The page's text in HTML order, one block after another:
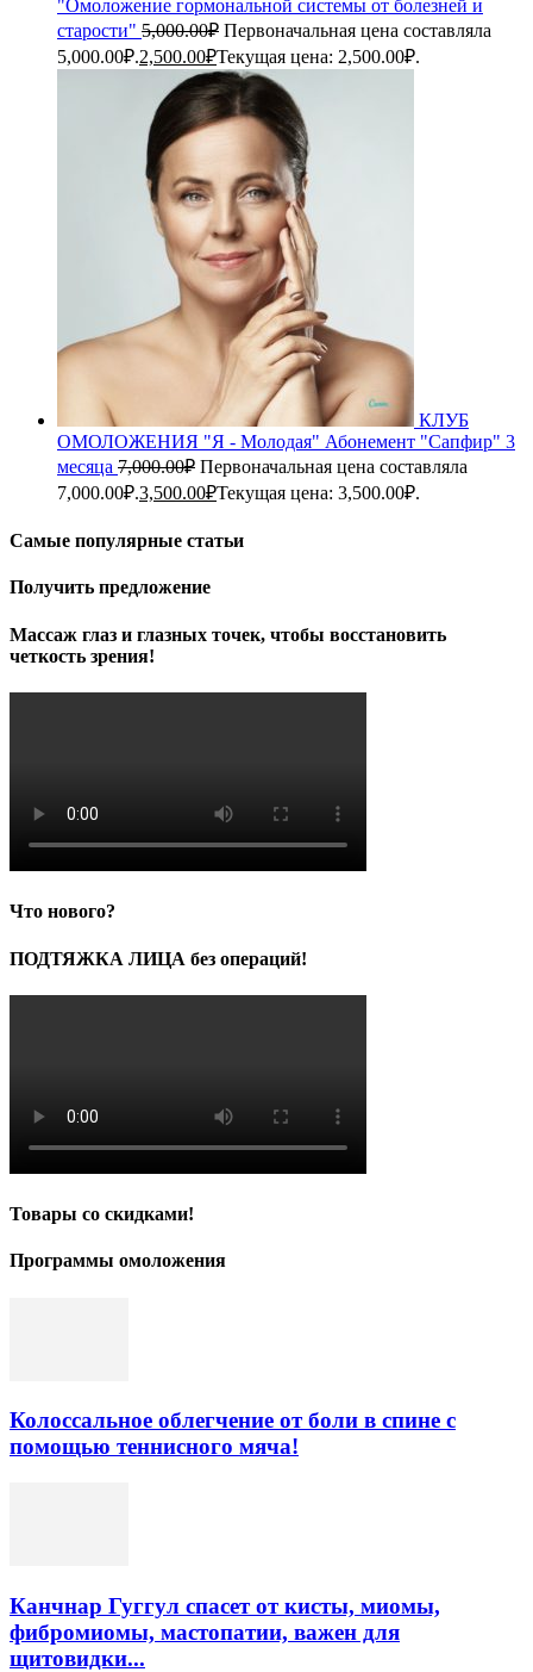
"Омоложение гормональной системы от болезней и
старости" 5,000.00₽ Первоначальная цена составляла
5,000.00₽.2,500.00₽Текущая цена: 2,500.00₽.
КЛУБ
ОМОЛОЖЕНИЯ "Я - Молодая" Абонемент "Сапфир" 3
месяца 7,000.00₽ Первоначальная цена составляла
7,000.00₽.3,500.00₽Текущая цена: 3,500.00₽.
Самые популярные статьи
Получить предложение
Массаж глаз и глазных точек, чтобы восстановить
четкость зрения!
Что нового?
ПОДТЯЖКА ЛИЦА без операций!
Товары со скидками!
Программы омоложения
Колоссальное облегчение от боли в спине с
помощью теннисного мяча!
Канчнар Гуггул спасет от кисты, миомы,
фибромиомы, мастопатии, важен для
щитовидки...